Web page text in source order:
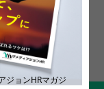
ジョンHRマガジ